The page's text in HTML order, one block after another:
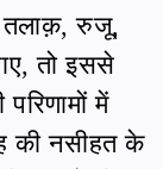
रुजू,
तो इससे
में
की नसीहत के